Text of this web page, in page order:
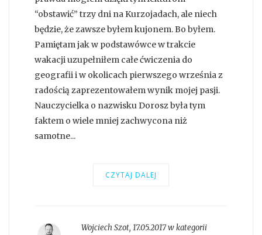
“obstawić” trzy dni na Kurzojadach, ale niech
będzie, że zawsze byłem kujonem. Bo byłem.
Pamiętam jak w podstawówce w trakcie
wakacji uzupełniłem całe ćwiczenia do
geografii i w okolicach pierwszego września z
radością zaprezentowałem wynik mojej pasji.
Nauczycielka o nazwisku Dorosz była tym
faktem o wiele mniej zachwycona niż
samotne...
CZYTAJ DALEJ
Wojciech Szot, 17.05.2017 w kategorii